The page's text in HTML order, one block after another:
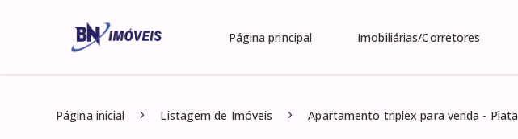
Página principal Imobiliárias/Corretores
Página inicial Listagem de Imóveis Apartamento triplex para venda - Piatã